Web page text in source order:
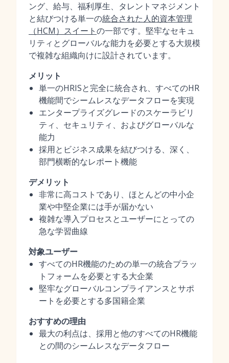
ング、給与、福利厚生、タレントマネジメント
と結びつける単一の統合された人的資本管理
（HCM）スイートの一部です。堅牢なセキュ
リティとグローバルな能力を必要とする大規模
で複雑な組織向けに設計されています。
メリット
単一のHRISと完全に統合され、すべてのHR
機能間でシームレスなデータフローを実現
エンタープライズグレードのスケーラビリ
ティ、セキュリティ、およびグローバルな
能力
採用とビジネス成果を結びつける、深く、
部門横断的なレポート機能
デメリット
非常に高コストであり、ほとんどの中小企
業や中堅企業には手が届かない
複雑な導入プロセスとユーザーにとっての
急な学習曲線
対象ユーザー
すべてのHR機能のための単一の統合プラッ
トフォームを必要とする大企業
堅牢なグローバルコンプライアンスとサポ
ートを必要とする多国籍企業
おすすめの理由
最大の利点は、採用と他のすべてのHR機能
との間のシームレスなデータフロー